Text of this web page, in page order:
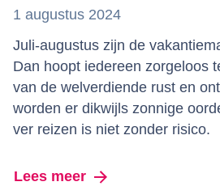
1 augustus 2024
Juli-augustus zijn de
Dan hoopt iedereen zorgeloos
van de welverdiende rust en
worden er dikwijls zonnige
ver reizen is niet zonder risico.
Lees meer over Zomernieuws